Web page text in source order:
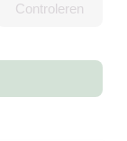
Controleren